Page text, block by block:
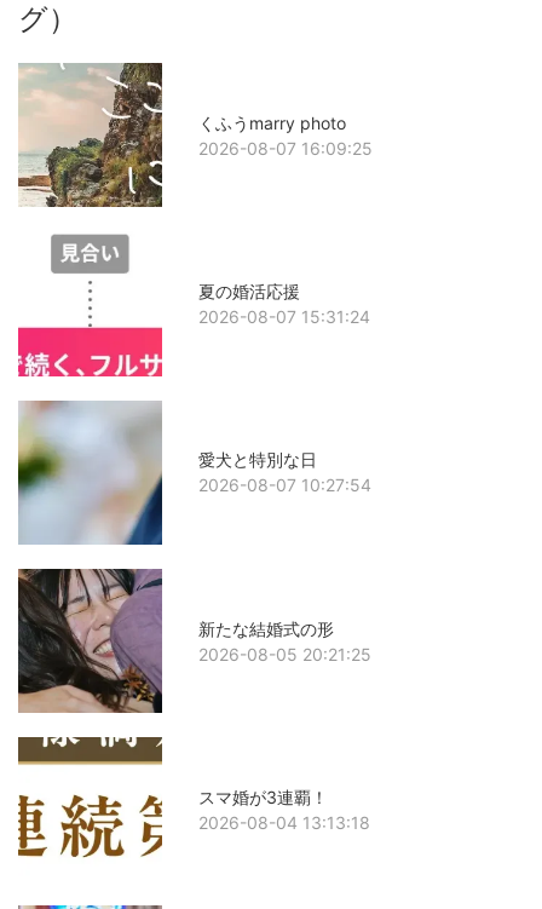
グ）
くふうmarry photo
2026-08-07 16:09:25
夏の婚活応援
2026-08-07 15:31:24
愛犬と特別な日
2026-08-07 10:27:54
新たな結婚式の形
2026-08-05 20:21:25
スマ婚が3連覇！
2026-08-04 13:13:18